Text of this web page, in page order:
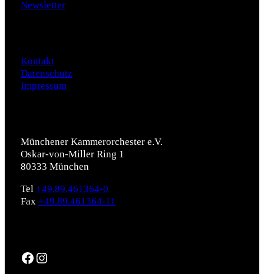
Newsletter
Kontakt
Datenschutz
Impressum
Münchener Kammerorchester e.V.
Oskar-von-Miller Ring 1
80333 München
Tel +49.89.461364-0
Fax +49.89.461364-11
Facebook Instagram